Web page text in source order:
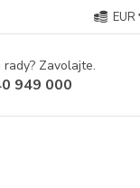
EUR
Zavolajte.
949 000